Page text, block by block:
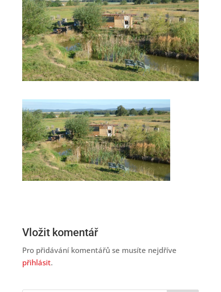
Vložit komentář
Pro přidávání komentářů se musíte nejdříve
přihlásit.